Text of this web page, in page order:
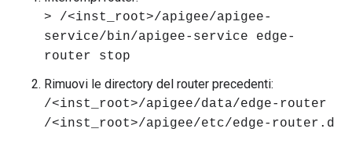
> /<inst_root>/apigee/apigee-
service/bin/apigee-service edge-
router stop
Rimuovi le directory del router precedenti:
/<inst_root>/apigee/data/edge-router
/<inst_root>/apigee/etc/edge-router.d